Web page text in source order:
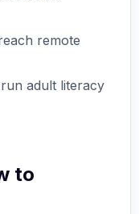
remote
adult literacy
to